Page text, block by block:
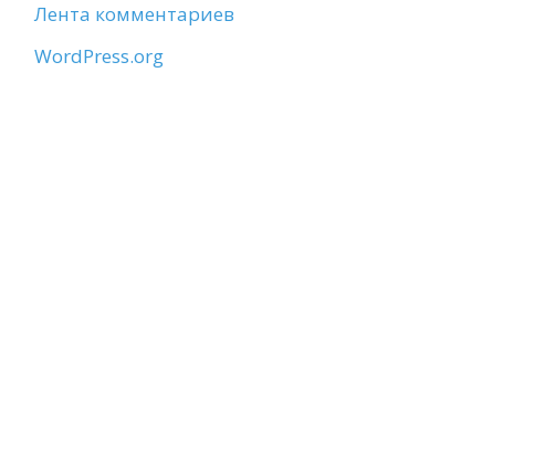
Лента комментариев
WordPress.org